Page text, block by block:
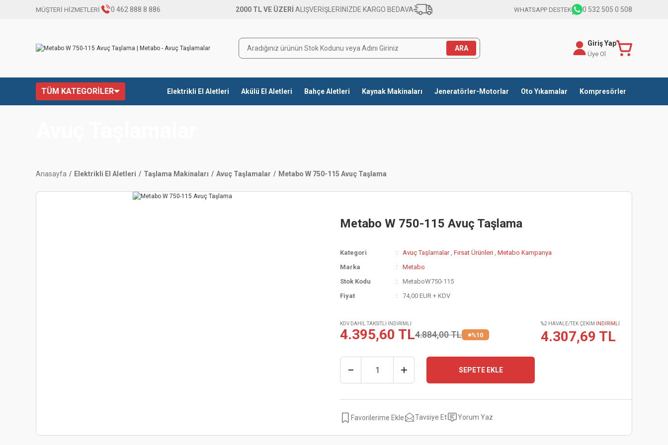
MÜŞTERİ HİZMETLERİ 0 462 888 8 886 2000 TL VE ÜZERİ ALIŞVERİŞLERİNİZDE KARGO BEDAVA WHATSAPP DESTEK 0 532 505 0 508
ARA
Giriş Yap
Üye Ol
TÜM KATEGORİLER Elektrikli El Aletleri Akülü El Aletleri Bahçe Aletleri Kaynak Makinaları Jeneratörler-Motorlar Oto Yıkamalar Kompresörler
Anasayfa Elektrikli El Aletleri Taşlama Makinaları Avuç Taşlamalar Metabo W 750-115 Avuç Taşlama
Metabo W 750-115 Avuç Taşlama
Kategori Avuç Taşlamalar , Fırsat Ürünleri , Metabo Kampanya
Marka
Metabo
Stok Kodu
MetaboW750-115
Fiyat
74,00 EUR + KDV
KDV DAHİL TAKSİTLİ İNDİRİMLİ
4.395,60 TL4.884,00 TL %10
%2 HAVALE/TEK ÇEKİM İNDİRİMLİ
4.307,69 TL
SEPETE EKLE
Tavsiye Et Yorum Yaz